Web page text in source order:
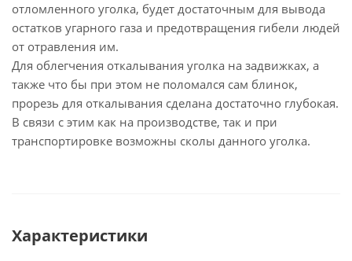
отломленного уголка, будет достаточным для вывода
остатков угарного газа и предотвращения гибели людей
от отравления им.
Для облегчения откалывания уголка на задвижках, а
также что бы при этом не поломался сам блинок,
прорезь для откалывания сделана достаточно глубокая.
В связи с этим как на производстве, так и при
транспортировке возможны сколы данного уголка.
Характеристики